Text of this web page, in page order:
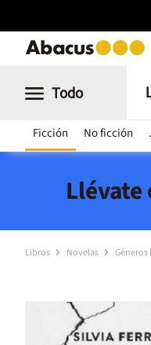
Todo
Ficción No ficción
Libros Novelas